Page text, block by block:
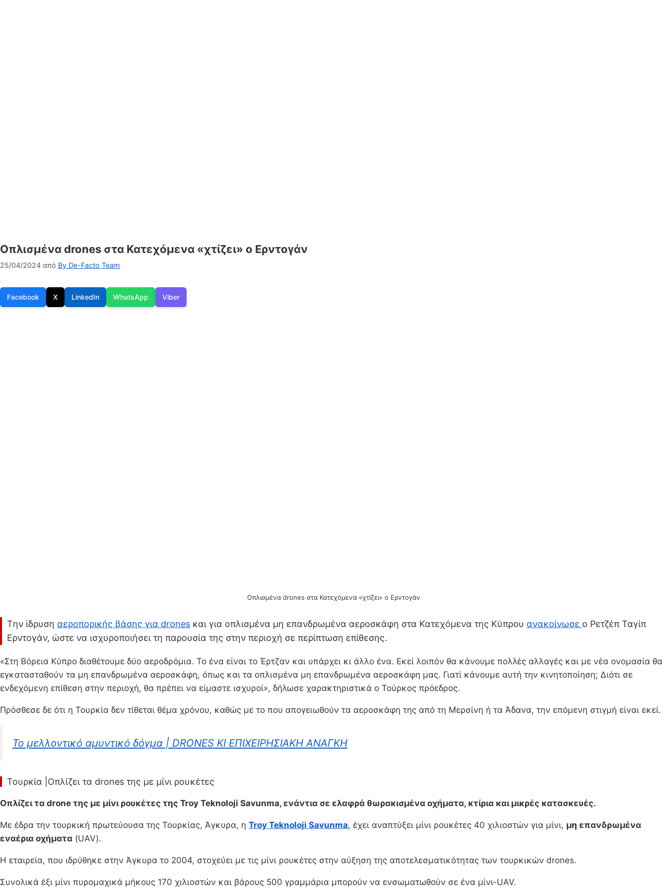
Οπλισμένα drones στα Κατεχόμενα «χτίζει» ο Ερντογάν
25/04/2024 από By De-Facto Team
Facebook X LinkedIn WhatsApp Viber
Οπλισμένα drones στα Κατεχόμενα «χτίζει» ο Ερντογάν
Tην ίδρυση αεροπορικής βάσης για drones και για οπλισμένα μη επανδρωμένα αεροσκάφη στα Κατεχόμενα της Κύπρου ανακοίνωσε ο Ρετζέπ Ταγίπ
Ερντογάν, ώστε να ισχυροποιήσει τη παρουσία της στην περιοχή σε περίπτωση επίθεσης.
«Στη Βόρεια Κύπρο διαθέτουμε δύο αεροδρόμια. Το ένα είναι το Έρτζαν και υπάρχει κι άλλο ένα. Εκεί λοιπόν θα κάνουμε πολλές αλλαγές και με νέα ονομασία θα
εγκατασταθούν τα μη επανδρωμένα αεροσκάφη, όπως και τα οπλισμένα μη επανδρωμένα αεροσκάφη μας. Γιατί κάνουμε αυτή την κινητοποίηση; Διότι σε
ενδεχόμενη επίθεση στην περιοχή, θα πρέπει να είμαστε ισχυροί», δήλωσε χαρακτηριστικά ο Τούρκος πρόεδρος.
Πρόσθεσε δε ότι η Τουρκία δεν τίθεται θέμα χρόνου, καθώς με το που απογειωθούν τα αεροσκάφη της από τη Μερσίνη ή τα Άδανα, την επόμενη στιγμή είναι εκεί.
Το μελλοντικό αμυντικό δόγμα | DRONES ΚΙ ΕΠΙΧΕΙΡΗΣΙΑΚΗ ΑΝΑΓΚΗ
Τουρκία |Οπλίζει τα drones της με μίνι ρουκέτες
Οπλίζει τα drone της με μίνι ρουκέτες της Troy Teknoloji Savunma, ενάντια σε ελαφρά θωρακισμένα οχήματα, κτίρια και μικρές κατασκευές.
Με έδρα την τουρκική πρωτεύουσα της Τουρκίας, Άγκυρα, η Troy Teknoloji Savunma, έχει αναπτύξει μίνι ρουκέτες 40 χιλιοστών για μίνι, μη επανδρωμένα
εναέρια οχήματα (UAV).
Η εταιρεία, που ιδρύθηκε στην Άγκυρα το 2004, στοχεύει με τις μίνι ρουκέτες στην αύξηση της αποτελεσματικότητας των τουρκικών drones.
Συνολικά έξι μίνι πυρομαχικά μήκους 170 χιλιοστών και βάρους 500 γραμμάρια μπορούν να ενσωματωθούν σε ένα μίνι-UAV.